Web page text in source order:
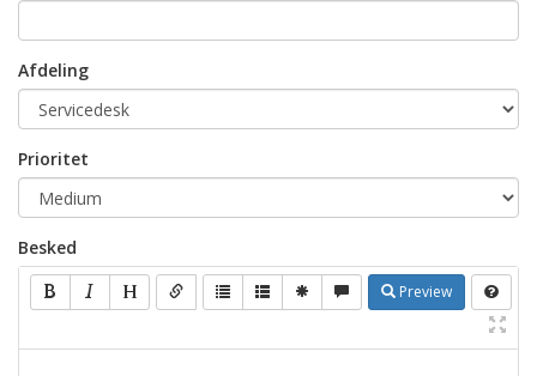
Afdeling
Prioritet
Besked
Preview